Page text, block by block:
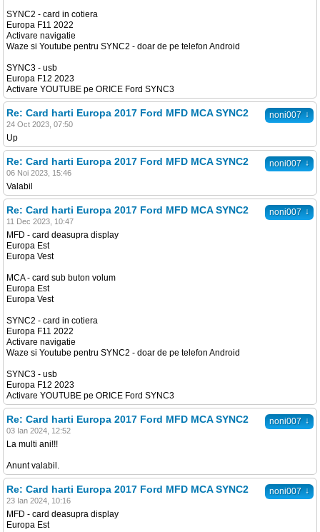
SYNC2 - card in cotiera
Europa F11 2022
Activare navigatie
Waze si Youtube pentru SYNC2 - doar de pe telefon Android
SYNC3 - usb
Europa F12 2023
Activare YOUTUBE pe ORICE Ford SYNC3
noni007 ↓
Re: Card harti Europa 2017 Ford MFD MCA SYNC2
24 Oct 2023, 07:50
Up
noni007 ↓
Re: Card harti Europa 2017 Ford MFD MCA SYNC2
06 Noi 2023, 15:46
Valabil
noni007 ↓
Re: Card harti Europa 2017 Ford MFD MCA SYNC2
11 Dec 2023, 10:47
MFD - card deasupra display
Europa Est
Europa Vest
MCA - card sub buton volum
Europa Est
Europa Vest
SYNC2 - card in cotiera
Europa F11 2022
Activare navigatie
Waze si Youtube pentru SYNC2 - doar de pe telefon Android
SYNC3 - usb
Europa F12 2023
Activare YOUTUBE pe ORICE Ford SYNC3
noni007 ↓
Re: Card harti Europa 2017 Ford MFD MCA SYNC2
03 Ian 2024, 12:52
La multi ani!!!
Anunt valabil.
noni007 ↓
Re: Card harti Europa 2017 Ford MFD MCA SYNC2
23 Ian 2024, 10:16
MFD - card deasupra display
Europa Est